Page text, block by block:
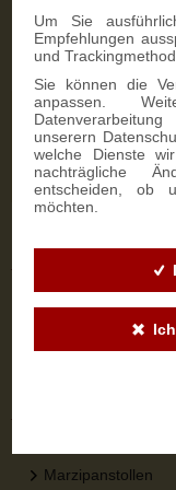
Um Sie
Empfehlungen
und
Sie können die
anpassen.
unserern
welche Dienste
nachträgliche
entscheiden, ob
möchten.
Zahlungsarten
Marzipanstollen